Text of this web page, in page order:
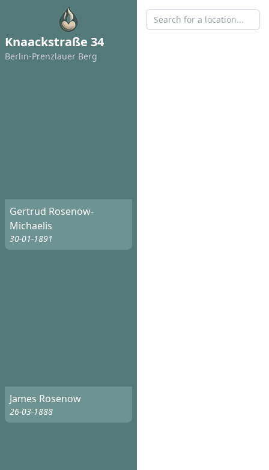
Knaackstraße 34
Berlin-Prenzlauer Berg
Gertrud Rosenow-
Michaelis
30-01-1891
James Rosenow
26-03-1888